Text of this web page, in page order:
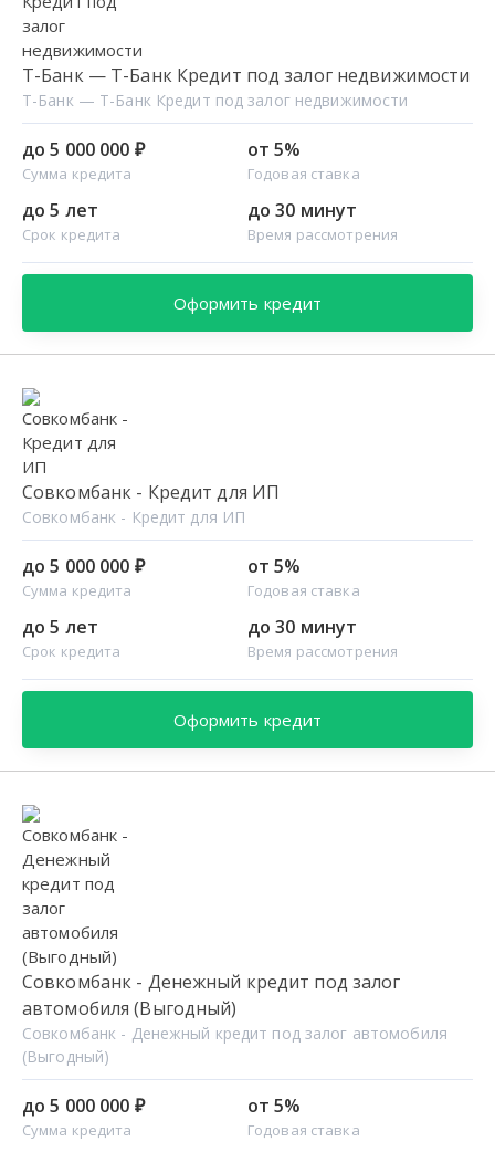
Т-Банк — Т-Банк Кредит под залог недвижимости
Т-Банк — Т-Банк Кредит под залог недвижимости
до 5 000 000 ₽
Сумма кредита
от 5%
Годовая ставка
до 5 лет
Срок кредита
до 30 минут
Время рассмотрения
Оформить кредит
Совкомбанк - Кредит для ИП
Совкомбанк - Кредит для ИП
до 5 000 000 ₽
Сумма кредита
от 5%
Годовая ставка
до 5 лет
Срок кредита
до 30 минут
Время рассмотрения
Оформить кредит
Совкомбанк - Денежный кредит под залог
автомобиля (Выгодный)
Совкомбанк - Денежный кредит под залог автомобиля
(Выгодный)
до 5 000 000 ₽
Сумма кредита
от 5%
Годовая ставка